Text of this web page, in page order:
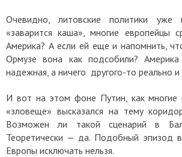
Очевидно, литовские политики уже
«заварится каша», многие европейцы
Америка? А если ей еще и напомнить,
Ормузе вона как подсобили?
надежная, а ничего другого-то реально и
И вот на этом фоне Путин, как многие
«зловеще» высказался на тему
Возможен ли такой сценарий в
Теоретически — да. Подобный эпизод
Европы исключать нельзя.